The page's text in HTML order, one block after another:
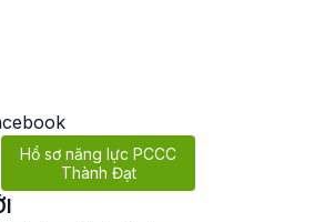
Hồ sơ năng lực PCCC
Thành Đạt